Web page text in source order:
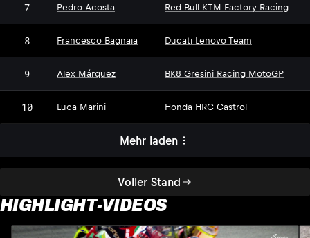
Voller Stand
7 Pedro Acosta Red Bull KTM Factory Racing
8 Francesco Bagnaia Ducati Lenovo Team
9 Alex Márquez BK8 Gresini Racing MotoGP
10 Luca Marini Honda HRC Castrol
Mehr laden
HIGHLIGHT-VIDEOS